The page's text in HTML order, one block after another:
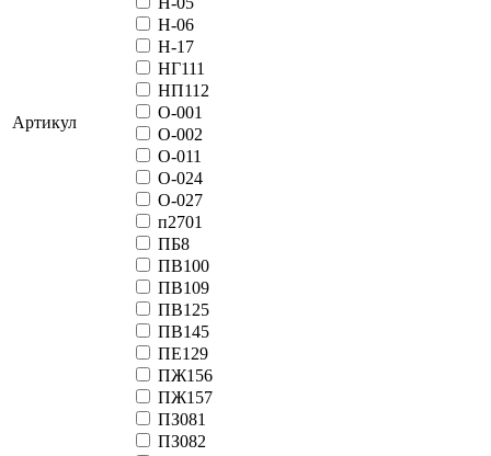
Артикул
Н-06
Н-17
НГ111
НП112
О-001
О-002
О-011
О-024
О-027
п2701
ПБ8
ПВ100
ПВ109
ПВ125
ПВ145
ПЕ129
ПЖ156
ПЖ157
ПЗ081
ПЗ082